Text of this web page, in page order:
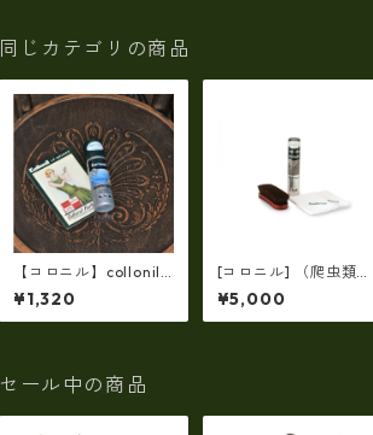
同じカテゴリの商品
【コロニル】collonil
シャンプーダイレク
ト（革用クリーナー）
お手入れgoods co-1
¥1,320
[コロニル] （爬虫類皮
革お手入れセット）防
水スプレー エキゾチッ
クスプレー 200ml ク
¥5,000
セール中の商品